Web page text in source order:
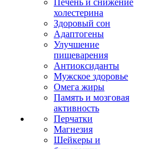
Печень и снижение
холестерина
Здоровый сон
Адаптогены
Улучшение
пищеварения
Антиоксиданты
Мужское здоровье
Омега жиры
Память и мозговая
активность
Перчатки
Магнезия
Шейкеры и